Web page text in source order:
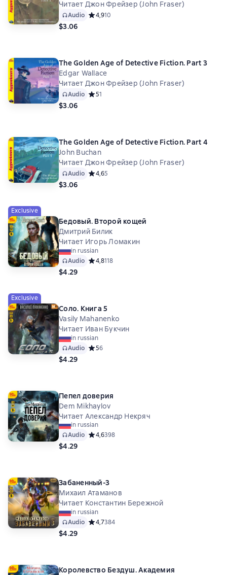
Читает Джон Фрейзер (John Fraser)
Audio Средний рейтинг 4,9 на основе 10 оценок
4,910
$3.06
The Golden Age of Detective Fiction. Part 3
Edgar Wallace
Читает Джон Фрейзер (John Fraser)
Audio Средний рейтинг 5 на основе 1 оценок
51
$3.06
The Golden Age of Detective Fiction. Part 4
John Buchan
Читает Джон Фрейзер (John Fraser)
Audio Средний рейтинг 4,6 на основе 5 оценок
4,65
$3.06
Exclusive
Бедовый. Второй кощей
Дмитрий Билик
Читает Игорь Ломакин
in russian
Audio Средний рейтинг 4,8 на основе 118 оценок
4,8118
$4.29
Exclusive
Соло. Книга 5
Vasily Mahanenko
Читает Иван Букчин
in russian
Audio Средний рейтинг 5 на основе 6 оценок
56
$4.29
Пепел доверия
Dem Mikhaylov
Читает Александр Некряч
in russian
Audio Средний рейтинг 4,6 на основе 398 оценок
4,6398
$4.29
Забаненный-3
Михаил Атаманов
Читает Константин Бережной
in russian
Audio Средний рейтинг 4,7 на основе 384 оценок
4,7384
$4.29
Королевство Бездуш. Академия